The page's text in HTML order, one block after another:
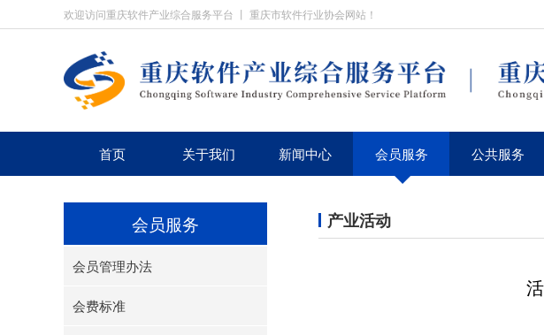
欢迎访问重庆软件产业综合服务平台 丨 重庆市软件行业协会网站！
首页 关于我们 新闻中心 会员服务 公共服务
会员服务
会员管理办法
会费标准
产业活动